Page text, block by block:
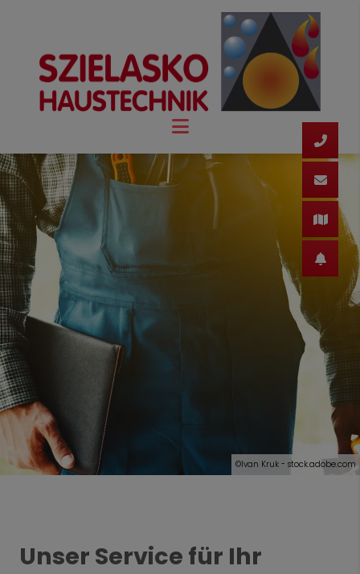
©Ivan Kruk - stock.adobe.com
Unser Service für Ihr